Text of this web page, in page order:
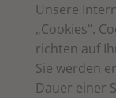
Unsere
„Cookies“.
richten auf
Sie werden
Dauer einer